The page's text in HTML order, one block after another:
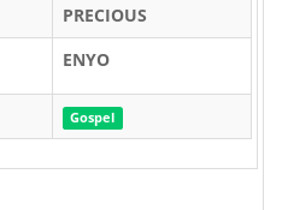
PRECIOUS
ENYO
Gospel